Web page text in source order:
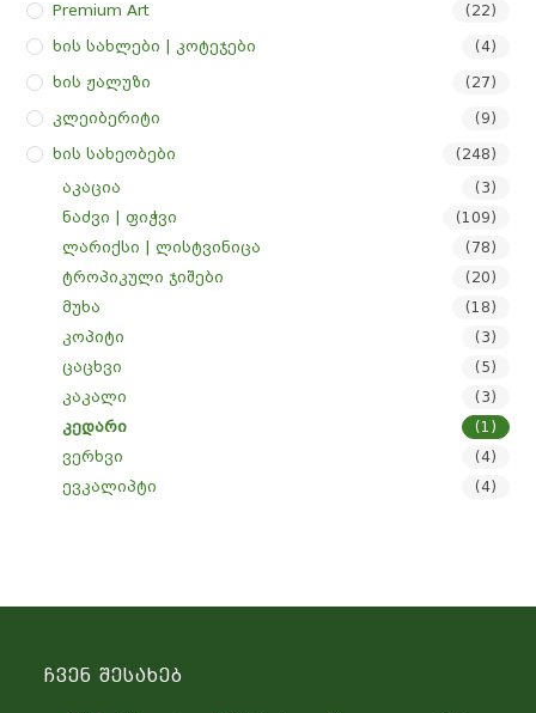
Premium Art (22)
Ხის Სახლები | Კოტეჯები (4)
Ხის Ჟალუზი (27)
Კლეიბერიტი (9)
Ხის Სახეობები (248)
აკაცია (3)
ნაძვი | ფიჭვი (109)
ლარიქსი | ლისტვინიცა (78)
ტროპიკული ჯიშები (20)
მუხა (18)
კოპიტი (3)
ცაცხვი (5)
კაკალი (3)
კედარი (1)
ვერხვი (4)
ევკალიპტი (4)
Ჩვენ Შესახებ